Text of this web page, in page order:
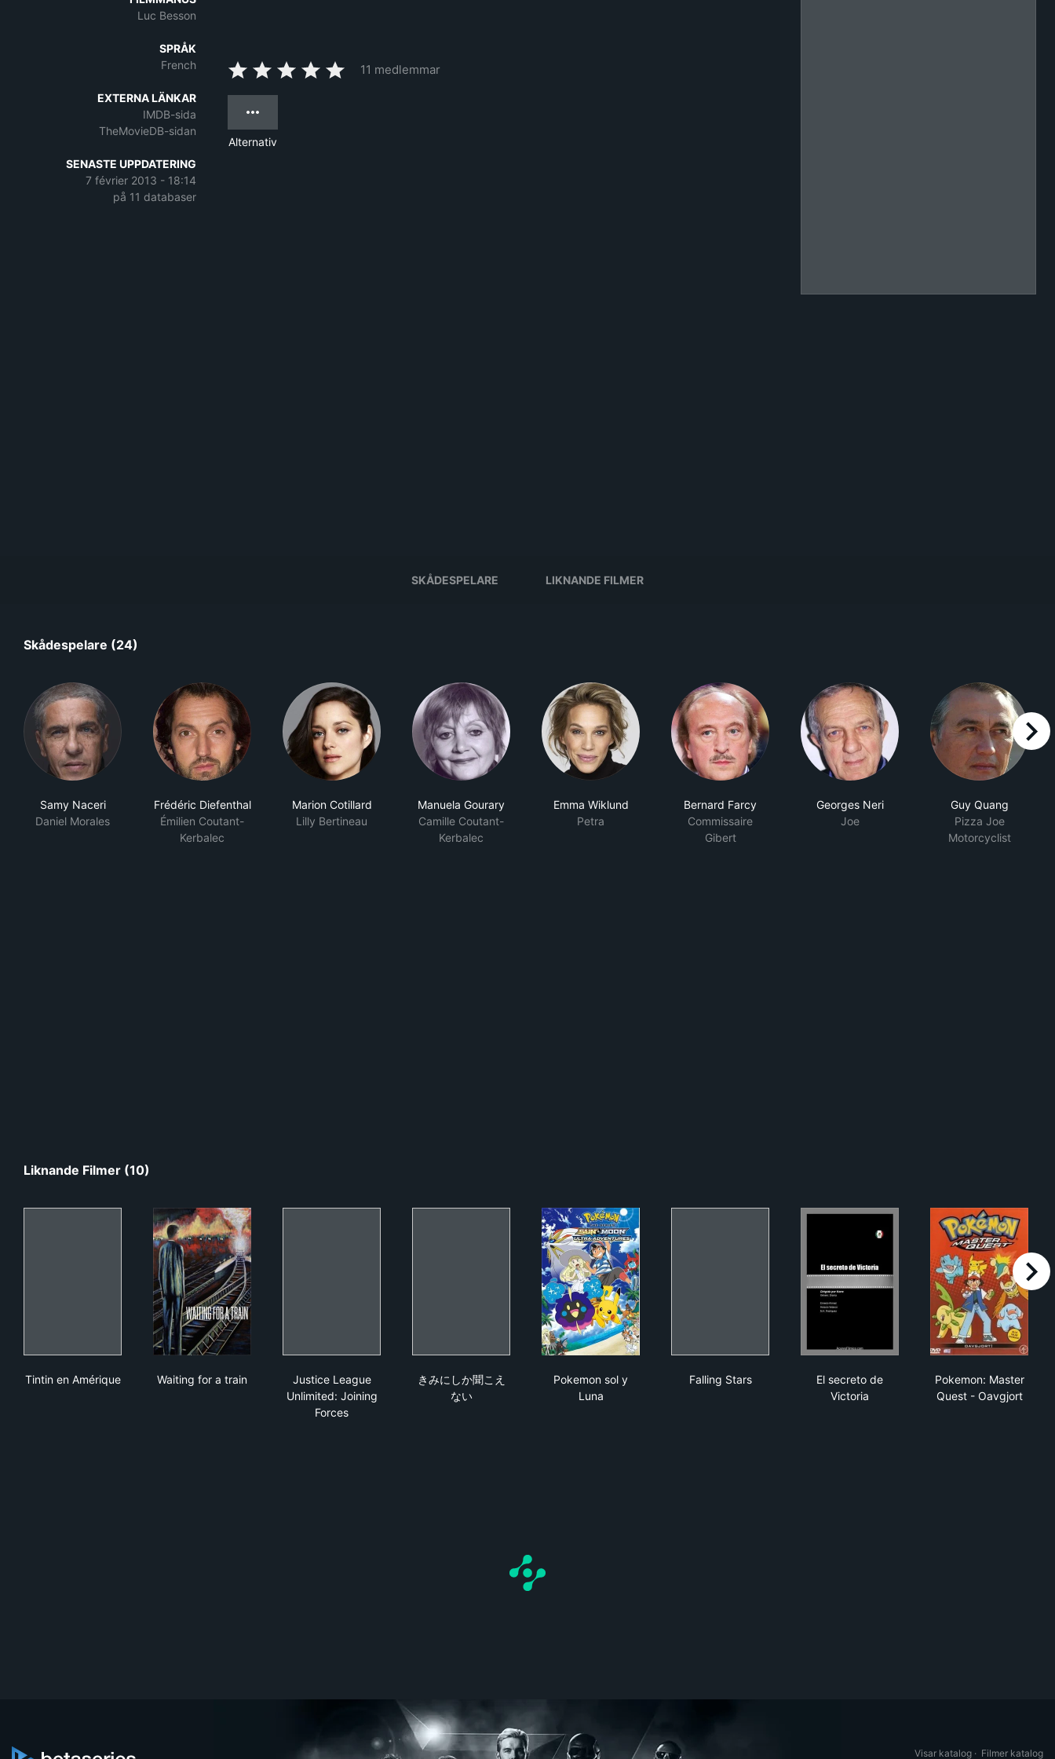
Luc Besson
SPRÅK
French
EXTERNA LÄNKAR
IMDB-sida
TheMovieDB-sidan
SENASTE UPPDATERING
7 février 2013 - 18:14
på 11 databaser
11 medlemmar
Alternativ
SKÅDESPELARE LIKNANDE FILMER
Skådespelare (24)
Samy Naceri
Daniel Morales
Frédéric Diefenthal
Émilien Coutant-
Kerbalec
Marion Cotillard
Lilly Bertineau
Manuela Gourary
Camille Coutant-
Kerbalec
Emma Wiklund
Petra
Bernard Farcy
Commissaire
Gibert
Georges Neri
Joe
Guy Quang
Pizza Joe
Motorcyclist
right
Liknande Filmer (10)
Tintin en Amérique
Waiting for a train
Justice League
Unlimited: Joining
Forces
きみにしか聞こえ
ない
Pokemon sol y
Luna
Falling Stars
El secreto de
Victoria
Pokemon: Master
Quest - Oavgjort
right
Visar katalog · Filmer katalog